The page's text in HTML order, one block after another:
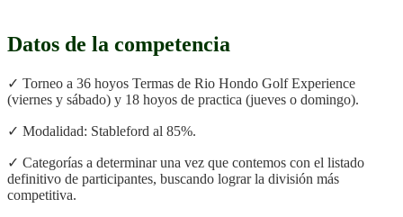
Datos de la competencia
✓ Torneo a 36 hoyos Termas de Rio Hondo Golf Experience
(viernes y sábado) y 18 hoyos de practica (jueves o domingo).
✓ Modalidad: Stableford al 85%.
✓ Categorías a determinar una vez que contemos con el listado
definitivo de participantes, buscando lograr la división más
competitiva.